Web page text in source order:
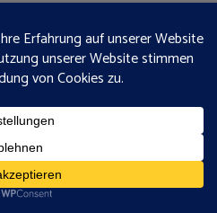
Kombination aus Intuition und
basiert (unser bevorzugter
Giengers „CRYSTAL POWER,
halte nicht viel von
Wissenschaft